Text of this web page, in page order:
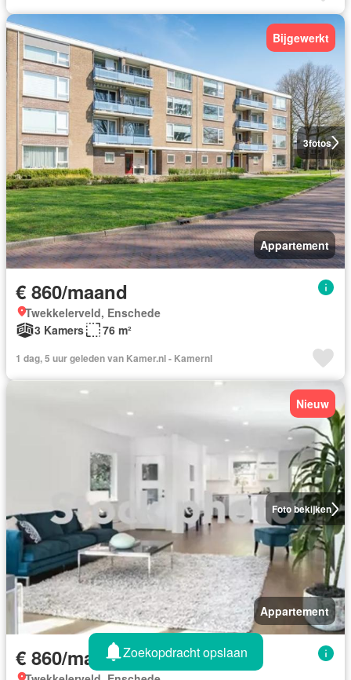
3fotos
Bijgewerkt
Appartement
€ 860/maand
Twekkelerveld, Enschede
3 Kamers
76 m²
1 dag, 5 uur geleden van Kamer.nl - Kamernl
Foto bekijken
Nieuw
Appartement
€ 860/maandZoekopdracht opslaan